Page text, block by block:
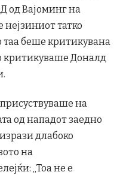
од Вајоминг на
татко
беше критикувана
критикуваше Доналд
на
од нападот заедно
длабоко
на
„Тоа не е